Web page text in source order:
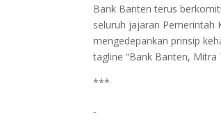
Bank Banten terus
seluruh jajaran Pemerintah
mengedepankan prinsip
tagline “Bank Banten, Mitra
***